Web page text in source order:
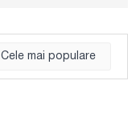
Cele mai populare